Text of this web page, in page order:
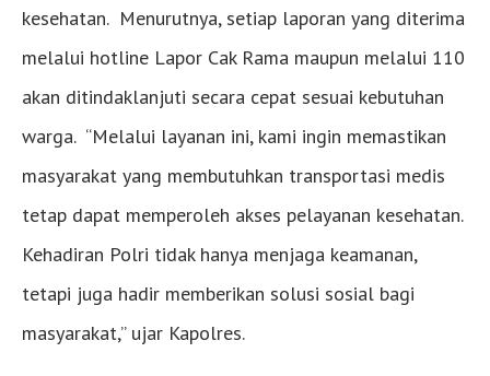
kesehatan. Menurutnya, setiap laporan yang diterima
melalui hotline Lapor Cak Rama maupun melalui 110
akan ditindaklanjuti secara cepat sesuai kebutuhan
warga. “Melalui layanan ini, kami ingin memastikan
masyarakat yang membutuhkan transportasi medis
tetap dapat memperoleh akses pelayanan kesehatan.
Kehadiran Polri tidak hanya menjaga keamanan,
tetapi juga hadir memberikan solusi sosial bagi
masyarakat,” ujar Kapolres.